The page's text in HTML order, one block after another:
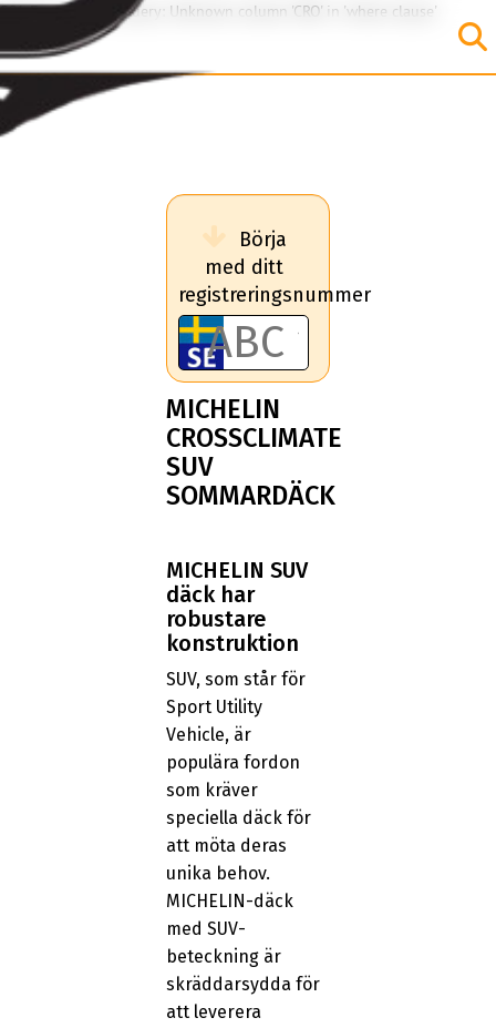
SQL Error: Invalid query: Unknown column 'CRO' in 'where clause'
Börja
med ditt
registreringsnummer
MICHELIN
CROSSCLIMATE
SUV
SOMMARDÄCK
MICHELIN SUV
däck har
robustare
konstruktion
SUV, som står för
Sport Utility
Vehicle, är
populära fordon
som kräver
speciella däck för
att möta deras
unika behov.
MICHELIN-däck
med SUV-
beteckning är
skräddarsydda för
att leverera